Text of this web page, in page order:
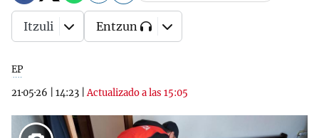
EP
21·05·26
14:23 |Actualizado a las 15:05
Itzuli Entzun